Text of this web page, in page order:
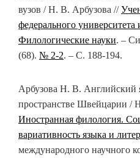
вузов / Н. В. Арбузова //
федерального
Филологические науки. –
(68). № 2-2. – С. 188-194.
Арбузова Н. В. Английский
пространстве Швейцарии /
Иностранная филология.
вариативность языка и
международного научного